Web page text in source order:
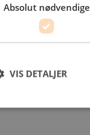
Absolut nødvendige
VIS DETALJER